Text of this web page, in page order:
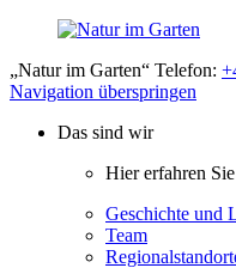
„Natur im Garten“ Telefon:
Navigation überspringen
Das sind wir
Hier erfahren
Geschichte und
Team